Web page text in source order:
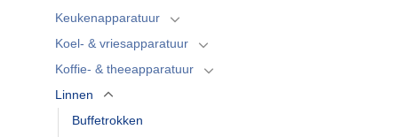
Keukenapparatuur
Koel- & vriesapparatuur
Koffie- & theeapparatuur
Linnen
Buffetrokken